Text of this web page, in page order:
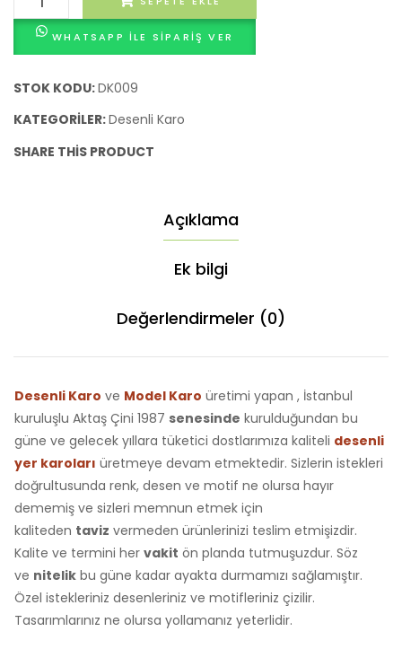
Karo
Lough WHATSAPP ILE SIPARIŞ VER
STOK KODU:DK009
KATEGORILER:Desenli Karo
SHARE THIS PRODUCT
Açıklama
Ek bilgi
Değerlendirmeler (0)
Desenli Karo ve Model Karo üretimi yapan , İstanbul
kuruluşlu Aktaş Çini 1987 senesinde kurulduğundan bu
güne ve gelecek yıllara tüketici dostlarımıza kaliteli desenli
yer karoları üretmeye devam etmektedir. Sizlerin istekleri
doğrultusunda renk, desen ve motif ne olursa hayır
dememiş ve sizleri memnun etmek için
kaliteden taviz vermeden ürünlerinizi teslim etmişizdir.
Kalite ve termini her vakit ön planda tutmuşuzdur. Söz
ve nitelik bu güne kadar ayakta durmamızı sağlamıştır.
Özel istekleriniz desenleriniz ve motifleriniz çizilir.
Tasarımlarınız ne olursa yollamanız yeterlidir.